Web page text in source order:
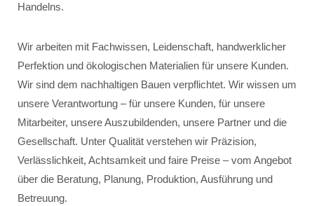
Handelns.
Wir arbeiten mit Fachwissen, Leidenschaft, handwerklicher
Perfektion und ökologischen Materialien für unsere Kunden.
Wir sind dem nachhaltigen Bauen verpflichtet. Wir wissen um
unsere Verantwortung – für unsere Kunden, für unsere
Mitarbeiter, unsere Auszubildenden, unsere Partner und die
Gesellschaft. Unter Qualität verstehen wir Präzision,
Verlässlichkeit, Achtsamkeit und faire Preise – vom Angebot
über die Beratung, Planung, Produktion, Ausführung und
Betreuung.